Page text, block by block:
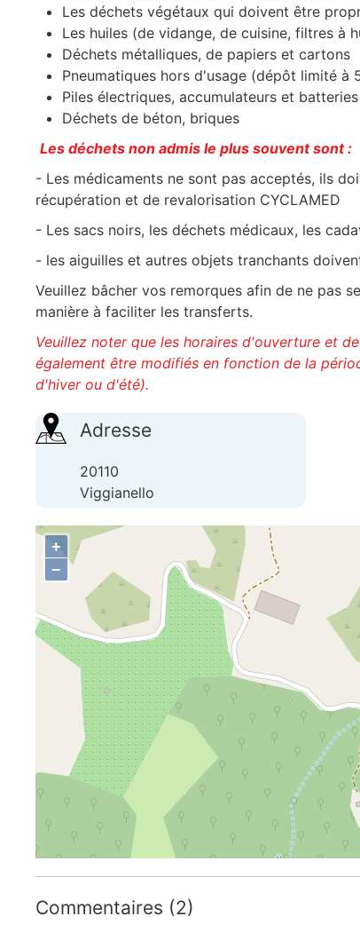
Les déchets végétaux qui doivent être
Les huiles (de vidange, de cuisine, filtres à
Déchets métalliques, de papiers et cartons
Pneumatiques hors d'usage (dépôt limité à
Piles électriques, accumulateurs et
Déchets de béton, briques
Les déchets non admis le plus souvent sont :
- Les médicaments ne sont pas acceptés, ils
récupération et de revalorisation CYCLAMED
- Les sacs noirs, les déchets médicaux, les
- les aiguilles et autres objets tranchants
Veuillez bâcher vos remorques afin de ne pas
manière à faciliter les transferts.
Veuillez noter que les horaires d'ouverture et
également être modifiés en fonction de la
d'hiver ou d'été).
Adresse
20110
Viggianello
+
−
Commentaires (2)